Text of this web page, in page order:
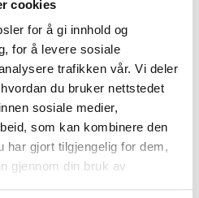
cookies
for å gi innhold og
for å levere sosiale
trafikken vår. Vi deler
du bruker nettstedet
sosiale medier,
som kan kombinere den
har gjort tilgjengelig for dem,
gjennom din bruk av